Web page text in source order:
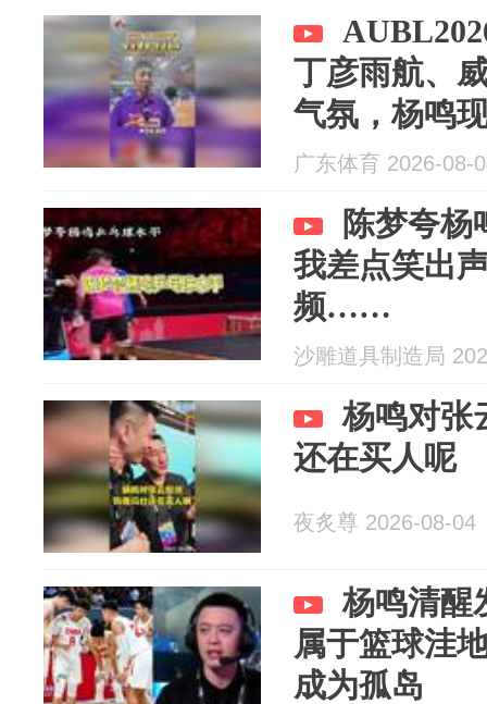
丁彦雨航、
气氛，杨鸣
角分析比赛
广东体育 2026-08-
陈梦夸杨
我差点笑出
频……
沙雕道具制造局
杨鸣对张
还在买人呢
夜炙尊 2026-08-04
杨鸣清醒
属于篮球洼
成为孤岛